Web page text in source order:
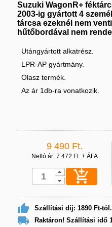
Suzuki WagonR+
2003-ig gyártott 4
tárcsa ezeknél nem
hűtőbordával nem
Utángyártott alkatrész.
LPR-AP gyártmány.
Olasz termék.
Az ár 1db-ra vonatkozik.
9 490 Ft.
Nettó ár: 7 472 Ft. + ÁFA

 Szállítási díj: 1890 Ft-tól.
 Raktáron! Szállítási idő